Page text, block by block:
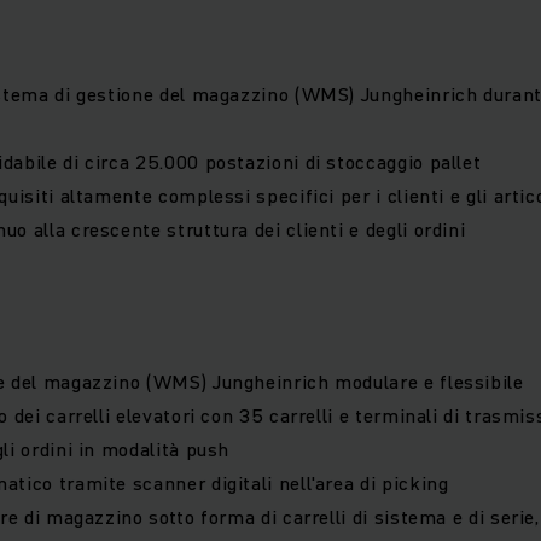
di gestione del magazzino (WMS) Jungheinrich
di circa 25.000 postazioni di stoccaggio pallet
altamente complessi specifici per i clienti e gli
alla crescente struttura dei clienti e degli ordini
magazzino (WMS) Jungheinrich modulare e flessibile
dei carrelli elevatori con 35 carrelli e terminali di
ordini in modalità push
tramite scanner digitali nell'area di picking
di magazzino sotto forma di carrelli di sistema e di